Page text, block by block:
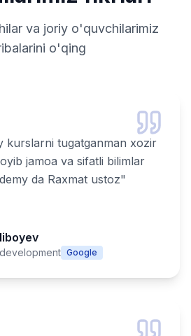
va joriy o'quvchilarimiz
o'qing
kurslarni tugatganman xozir
jamoa va sifatli bilimlar
da Raxmat ustoz"
Google